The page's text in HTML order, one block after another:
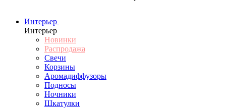
Интерьер
Интерьер
Новинки
Распродажа
Свечи
Корзины
Аромадиффузоры
Подносы
Ночники
Шкатулки